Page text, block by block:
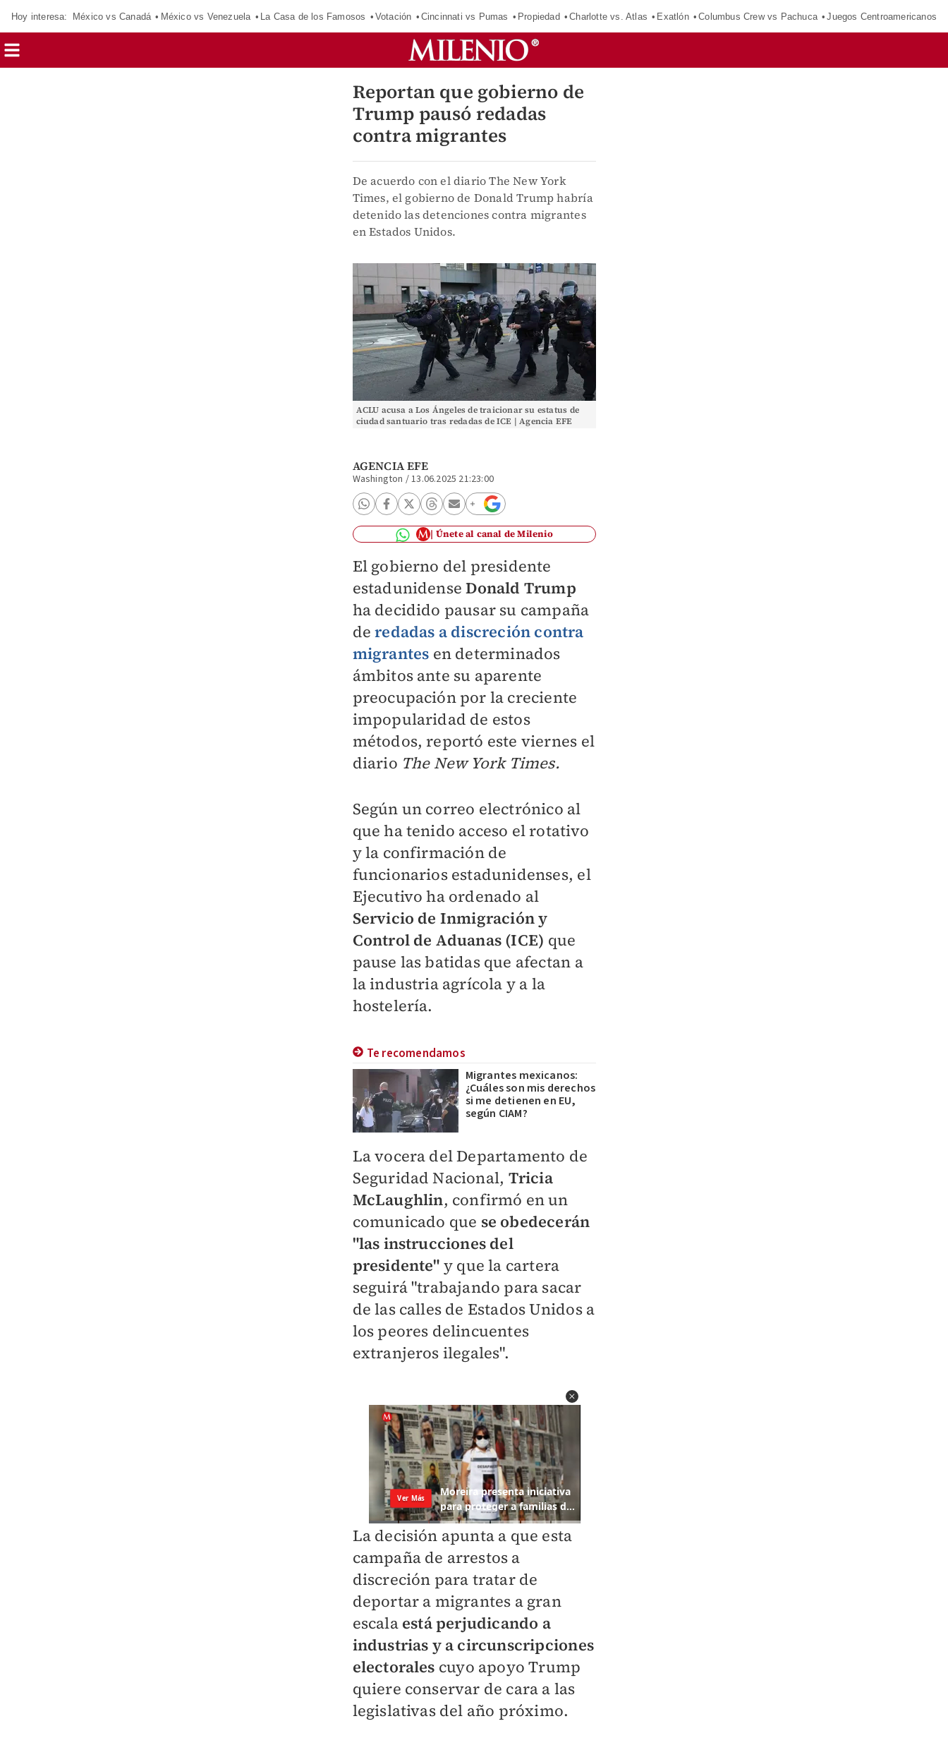
Hoy interesa: México vs Canadá México vs Venezuela La Casa de los Famosos Votación Cincinnati vs Pumas Propiedad Charlotte vs. Atlas Exatlón Columbus Crew vs Pachuca Juegos Centroamericanos
Reportan que gobierno de
Trump pausó redadas
contra migrantes
De acuerdo con el diario The New York
Times, el gobierno de Donald Trump habría
detenido las detenciones contra migrantes
en Estados Unidos.
ACLU acusa a Los Ángeles de traicionar su estatus de
ciudad santuario tras redadas de ICE | Agencia EFE
AGENCIA EFE
Washington /13.06.2025 21:23:00
Únete al canal de Milenio
El gobierno del presidente
estadunidense Donald Trump
ha decidido pausar su campaña
deredadas a discreción contra
migrantes en determinados
ámbitos ante su aparente
preocupación por la creciente
impopularidad de estos
métodos, reportó este viernes el
diario The New York Times.
Según un correo electrónico al
que ha tenido acceso el rotativo
y la confirmación de
funcionarios estadunidenses, el
Ejecutivo ha ordenado al
Servicio de Inmigración y
Control de Aduanas (ICE) que
pause las batidas que afectan a
la industria agrícola y a la
hostelería.
Te recomendamos
Migrantes mexicanos:
¿Cuáles son mis derechos
si me detienen en EU,
según CIAM?
La vocera del Departamento de
Seguridad Nacional, Tricia
McLaughlin, confirmó en un
comunicado que se obedecerán
"las instrucciones del
presidente" y que la cartera
seguirá "trabajando para sacar
de las calles de Estados Unidos a
los peores delincuentes
extranjeros ilegales".
La decisión apunta a que esta
campaña de arrestos a
discreción para tratar de
deportar a migrantes a gran
escala está perjudicando a
industrias y a circunscripciones
electorales cuyo apoyo Trump
quiere conservar de cara a las
legislativas del año próximo.